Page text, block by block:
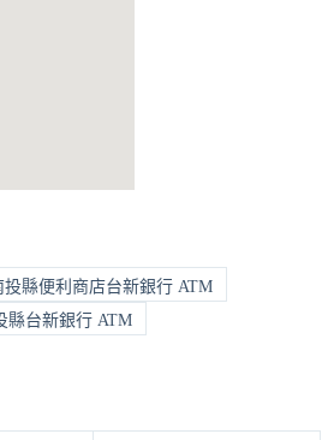
投縣便利商店台新銀行 ATM
縣台新銀行 ATM